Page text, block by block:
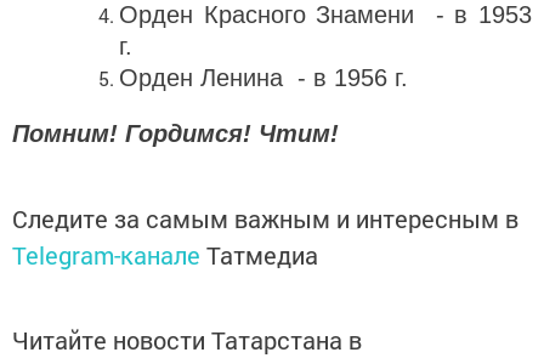
Орден Красного Знамени - в 1953
г.
Орден Ленина - в 1956 г.
Помним! Гордимся! Чтим!
Следите за самым важным и интересным в
Telegram-канале Татмедиа
Читайте новости Татарстана в